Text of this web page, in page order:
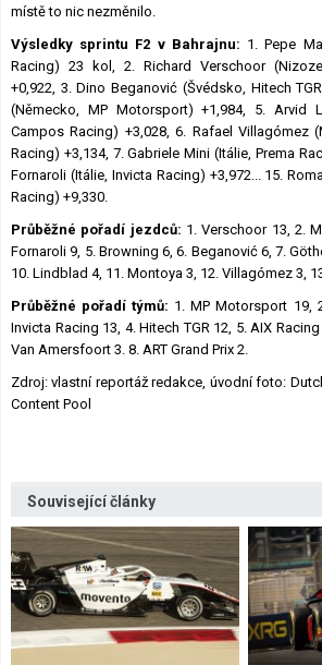
místě to nic nezměnilo.
Výsledky sprintu F2 v Bahrajnu: 1. Pepe
Racing) 23 kol, 2. Richard Verschoor
+0,922, 3. Dino Beganović (Švédsko, Hitech
(Německo, MP Motorsport) +1,984, 5. Arvid
Campos Racing) +3,028, 6. Rafael Villagómez
Racing) +3,134, 7. Gabriele Mini (Itálie, Prema
Fornaroli (Itálie, Invicta Racing) +3,972... 15.
Racing) +9,330.
Průběžné pořadí jezdců: 1. Verschoor 13, 2.
Fornaroli 9, 5. Browning 6, 6. Beganović 6, 7.
10. Lindblad 4, 11. Montoya 3, 12. Villagómez 3,
Průběžné pořadí týmů: 1. MP Motorsport 19,
Invicta Racing 13, 4. Hitech TGR 12, 5. AIX
Van Amersfoort 3. 8. ART Grand Prix 2.
Zdroj: vlastní reportáž redakce, úvodní foto:
Content Pool
Související články